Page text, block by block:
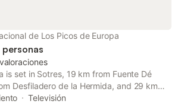
de Los Picos de Europa
is set in Sotres, 19 km from Fuente Dé
Desfiladero de la Hermida, and 29 km
Church. The property is non-
Televisión